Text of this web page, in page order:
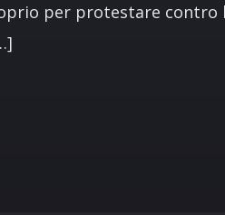
per protestare contro